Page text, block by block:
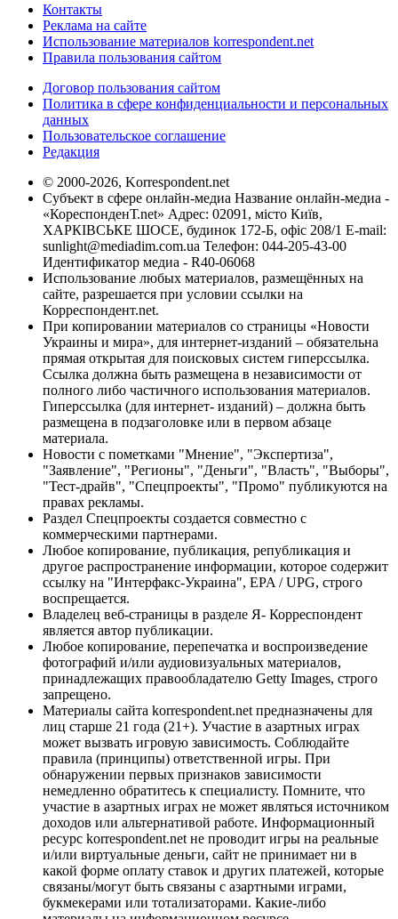
Контакты
Реклама на сайте
Использование материалов korrespondent.net
Правила пользования сайтом
Договор пользования сайтом
Политика в сфере конфиденциальности и персональных
данных
Пользовательское соглашение
Редакция
© 2000-2026, Korrespondent.net
Субъект в сфере онлайн-медиа Название онлайн-медиа -
«КореспонденТ.net» Адрес: 02091, місто Київ,
ХАРКІВСЬКЕ ШОСЕ, будинок 172-Б, офіс 208/1 E-mail:
sunlight@mediadim.com.ua Телефон: 044-205-43-00
Идентификатор медиа - R40-06068
Использование любых материалов, размещённых на
сайте, разрешается при условии ссылки на
Корреспондент.net.
При копировании материалов со страницы «Новости
Украины и мира», для интернет-изданий – обязательна
прямая открытая для поисковых систем гиперссылка.
Ссылка должна быть размещена в независимости от
полного либо частичного использования материалов.
Гиперссылка (для интернет- изданий) – должна быть
размещена в подзаголовке или в первом абзаце
материала.
Новости с пометками "Мнение", "Экспертиза",
"Заявление", "Регионы", "Деньги", "Власть", "Выборы",
"Тест-драйв", "Спецпроекты", "Промо" публикуются на
правах рекламы.
Раздел Спецпроекты создается совместно с
коммерческими партнерами.
Любое копирование, публикация, републикация и
другое распространение информации, которое содержит
ссылку на "Интерфакс-Украина", EPA / UPG, строго
воспрещается.
Владелец веб-страницы в разделе Я- Корреспондент
является автор публикации.
Любое копирование, перепечатка и воспроизведение
фотографий и/или аудиовизуальных материалов,
принадлежащих правообладателю Getty Images, строго
запрещено.
Материалы сайта korrespondent.net предназначены для
лиц старше 21 года (21+). Участие в азартных играх
может вызвать игровую зависимость. Соблюдайте
правила (принципы) ответственной игры. При
обнаружении первых признаков зависимости
немедленно обратитесь к специалисту. Помните, что
участие в азартных играх не может являться источником
доходов или альтернативой работе. Информационный
ресурс korrespondent.net не проводит игры на реальные
и/или виртуальные деньги, сайт не принимает ни в
какой форме оплату ставок и других платежей, которые
связаны/могут быть связаны с азартными играми,
букмекерами или тотализаторами. Какие-либо